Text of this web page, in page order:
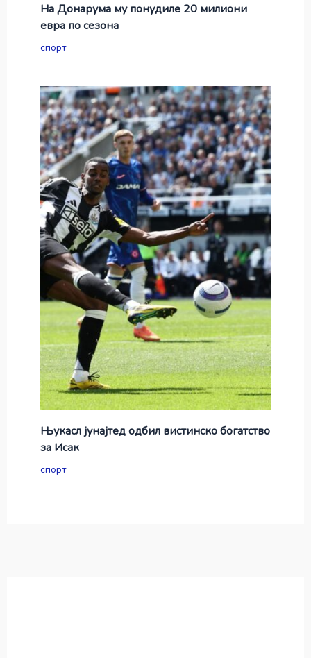
На Донарума му понудиле 20 милиони
евра по сезона
спорт
Њукасл јунајтед одбил вистинско богатство
за Исак
спорт